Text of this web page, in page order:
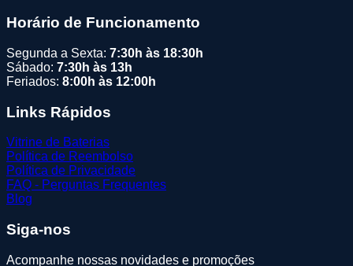
Horário de Funcionamento
Segunda a Sexta: 7:30h às 18:30h
Sábado: 7:30h às 13h
Feriados: 8:00h às 12:00h
Links Rápidos
Vitrine de Baterias
Política de Reembolso
Política de Privacidade
FAQ - Perguntas Frequentes
Blog
Siga-nos
Acompanhe nossas novidades e promoções